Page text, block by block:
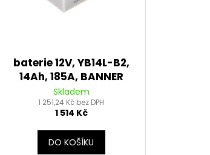
baterie 12V, YB14L-B2,
14Ah, 185A, BANNER
Bike Bull 134x89x166
Skladem
1 251,24 Kč bez DPH
1 514 Kč
DO KOŠÍKU